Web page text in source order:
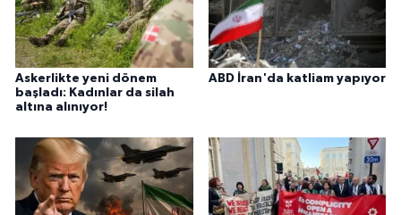
Askerlikte yeni dönem
başladı: Kadınlar da silah
altına alınıyor!
ABD İran'da katliam yapıyor